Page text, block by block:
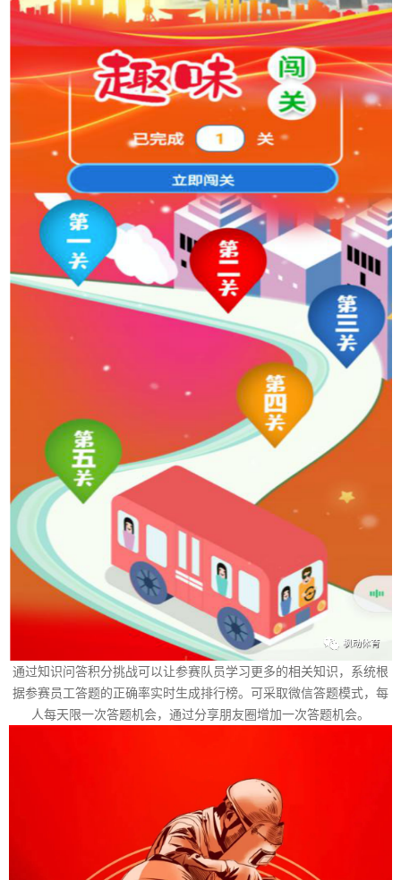
通过知识问答积分挑战可以让参赛队员学习更多的相关知识，系统根
据参赛员工答题的正确率实时生成排行榜。可采取微信答题模式，每
人每天限一次答题机会，通过分享朋友圈增加一次答题机会。